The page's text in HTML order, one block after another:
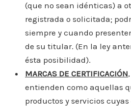
(que no sean idénticas) a
registrada o solicitada;
siempre y cuando
de su titular. (En la ley
ésta posibilidad).
MARCAS DE CERTIFICACIÓN
entienden como aquellas
productos y servicios